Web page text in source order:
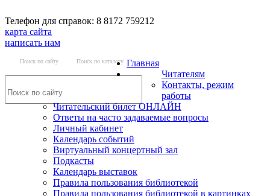
Телефон для справок: 8 8172 759212
карта сайта
написать нам
Поиск по сайту Поиск по каталогу Главная
Читателям
Контакты, режим
работы
Читательский билет ОНЛАЙН
Ответы на часто задаваемые вопросы
Личный кабинет
Календарь событий
Виртуальный концертный зал
Подкасты
Календарь выставок
Правила пользования библиотекой
Правила пользования библиотекой в картинках